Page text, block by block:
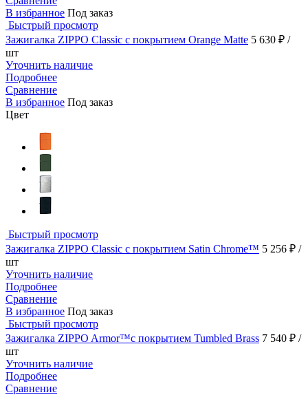
В избранное Под заказ
Быстрый просмотр
Зажигалка ZIPPO Classic с покрытием Orange Matte 5 630 ₽ /
шт
Уточнить наличие
Подробнее
Сравнение
В избранное Под заказ
Цвет
Быстрый просмотр
Зажигалка ZIPPO Classic с покрытием Satin Chrome™ 5 256 ₽ /
шт
Уточнить наличие
Подробнее
Сравнение
В избранное Под заказ
Быстрый просмотр
Зажигалка ZIPPO Armor™с покрытием Tumbled Brass 7 540 ₽ /
шт
Уточнить наличие
Подробнее
Сравнение